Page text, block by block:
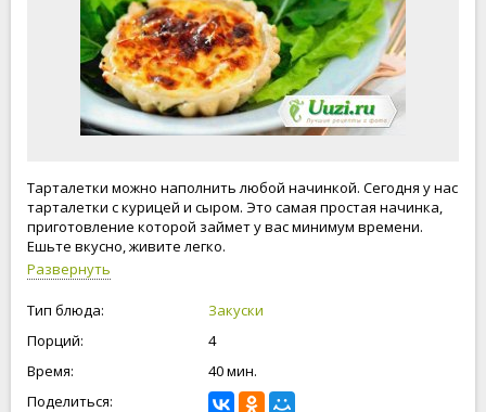
Тарталетки можно наполнить любой начинкой. Сегодня у нас
тарталетки с курицей и сыром. Это самая простая начинка,
приготовление которой займет у вас минимум времени.
Ешьте вкусно, живите легко.
Развернуть
Тип блюда:
Закуски
Порций:
4
Время:
40 мин.
Поделиться: